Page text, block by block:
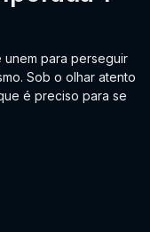
para perseguir
Sob o olhar atento
é preciso para se